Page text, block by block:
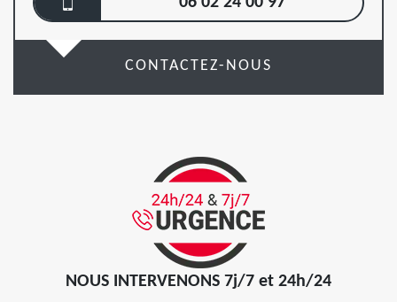
CONTACTEZ-NOUS
NOUS INTERVENONS 7j/7 et 24h/24